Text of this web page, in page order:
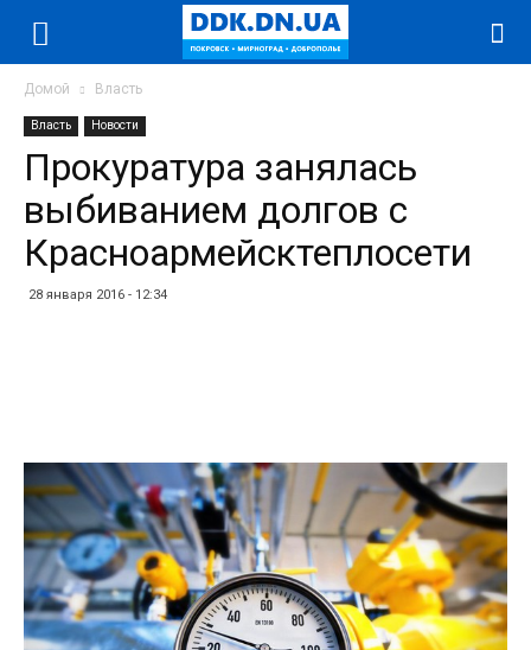
Домой Власть
Власть Новости
Прокуратура занялась
выбиванием долгов с
Красноармейсктеплосети
28 января 2016 - 12:34